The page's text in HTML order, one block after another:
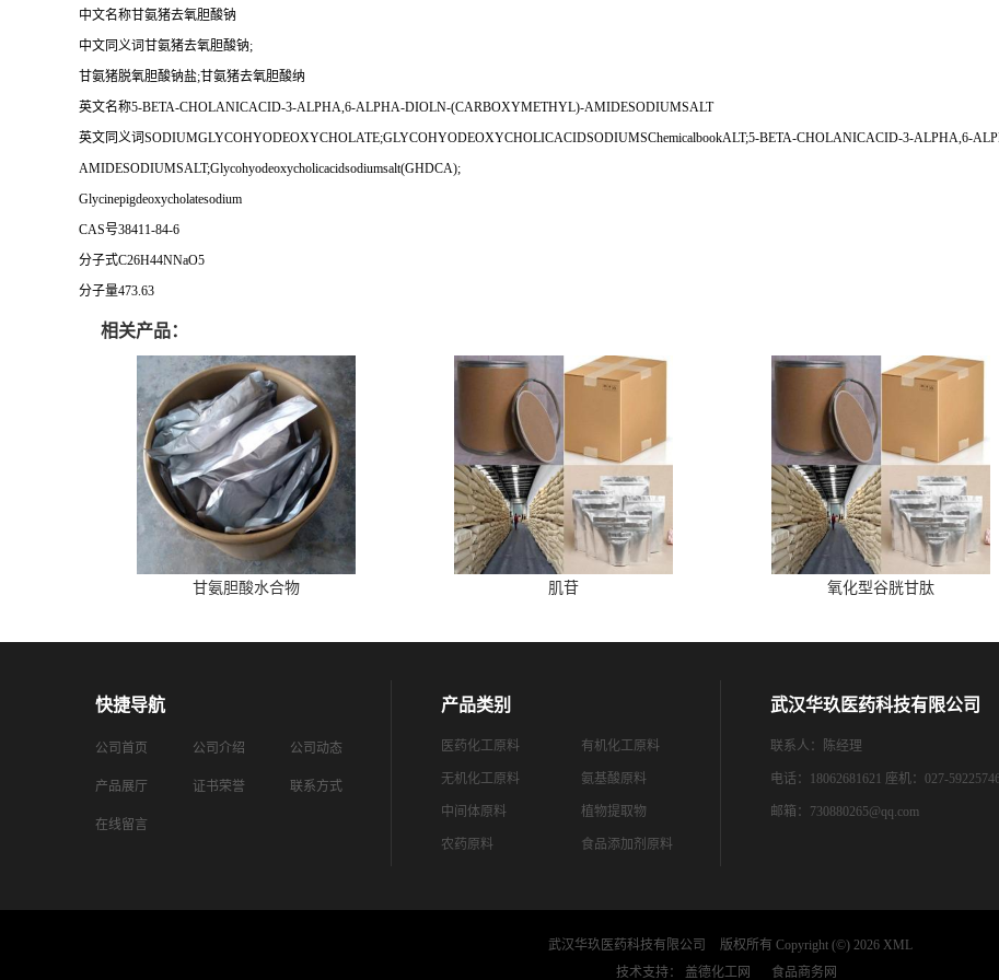
中文名称甘氨猪去氧胆酸钠
中文同义词甘氨猪去氧胆酸钠;
甘氨猪脱氧胆酸钠盐;甘氨猪去氧胆酸纳
英文名称5-BETA-CHOLANICACID-3-ALPHA,6-ALPHA-DIOLN-(CARBOXYMETHYL)-AMIDESODIUMSALT
英文同义词SODIUMGLYCOHYODEOXYCHOLATE;GLYCOHYODEOXYCHOLICACIDSODIUMSChemicalbookALT;5-BETA-CHOLANICACID-3-ALPHA,6-
AMIDESODIUMSALT;Glycohyodeoxycholicacidsodiumsalt(GHDCA);
Glycinepigdeoxycholatesodium
CAS号38411-84-6
分子式C26H44NNaO5
分子量473.63
相关产品：
甘氨胆酸水合物 肌苷 氧化型谷胱甘肽
快捷导航
公司首页 公司介绍 公司动态
产品展厅 证书荣誉 联系方式
在线留言
产品类别
医药化工原料 有机化工原料
无机化工原料 氨基酸原料
中间体原料 植物提取物
农药原料 食品添加剂原料
武汉华玖医药科技有限公司
联系人：陈经理
电话：18062681621 座机：027-
邮箱： 730880265@qq.com
武汉华玖医药科技有限公司 版权所有 Copyright (©) 2026 XML
技术支持： 盖德化工网 食品商务网